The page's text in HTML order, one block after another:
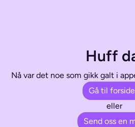
Huff
Nå var det noe som gikk galt i
Gå til
eller
Send oss en